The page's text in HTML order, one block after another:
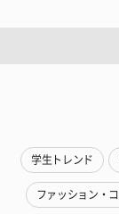
学生トレンド
ファッション・